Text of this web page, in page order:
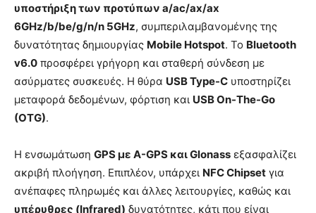
υποστήριξη των προτύπων a/ac/ax/ax
6GHz/b/be/g/n/n 5GHz, συμπεριλαμβανομένης της
δυνατότητας δημιουργίας Mobile Hotspot. Το Bluetooth
v6.0 προσφέρει γρήγορη και σταθερή σύνδεση με
ασύρματες συσκευές. Η θύρα USB Type-C υποστηρίζει
μεταφορά δεδομένων, φόρτιση και USB On-The-Go
(OTG).
Η ενσωμάτωση GPS με A-GPS και Glonass εξασφαλίζει
ακριβή πλοήγηση. Επιπλέον, υπάρχει NFC Chipset για
ανέπαφες πληρωμές και άλλες λειτουργίες, καθώς και
υπέρυθρες (Infrared) δυνατότητες, κάτι που είναι